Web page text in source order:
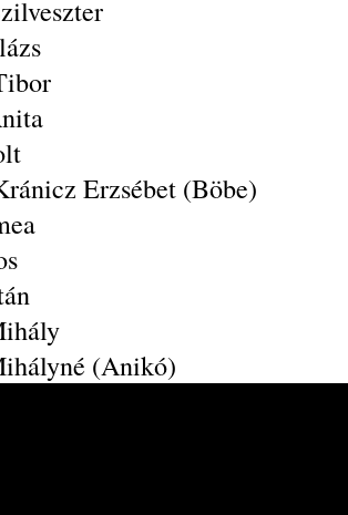
Erzsébet (Böbe)
(Anikó)